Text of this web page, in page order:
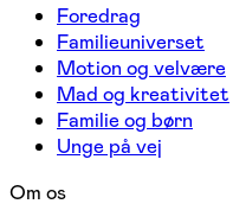
Foredrag
Familieuniverset
Motion og velvære
Mad og kreativitet
Familie og børn
Unge på vej
Om os